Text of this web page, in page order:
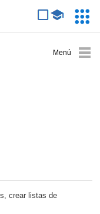
crear listas de